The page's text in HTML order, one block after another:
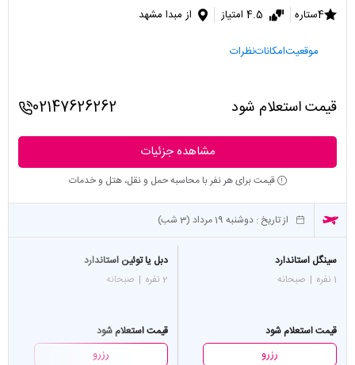
4ستاره 4.5 امتیاز از مبدا مشهد
موقعیتامکاناتنظرات
قیمت استعلام شود 02147626262
مشاهده جزئیات
قیمت برای هر نفر با محاسبه حمل و نقل، هتل و خدمات
از تاریخ : دوشنبه 19 مرداد (3 شب)
سینگل استاندارد
1 نفره
| صبحانه
قیمت استعلام شود
رزرو
دبل یا توئین استاندارد
2 نفره
| صبحانه
قیمت استعلام شود
رزرو